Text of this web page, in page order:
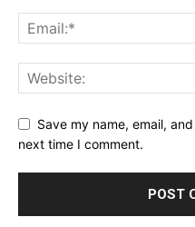
Save my name, email,
next time I comment.